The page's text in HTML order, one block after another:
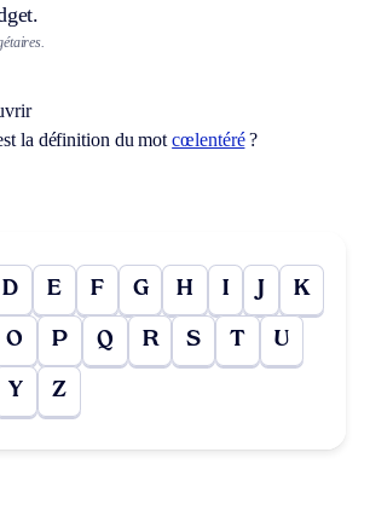
la définition du motcœlentéré?
D E F G H I J K
O P Q R S T U
Y Z